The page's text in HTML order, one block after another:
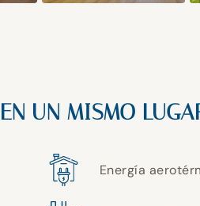
EN UN MISMO
Energía